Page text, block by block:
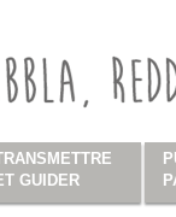
GUIDER